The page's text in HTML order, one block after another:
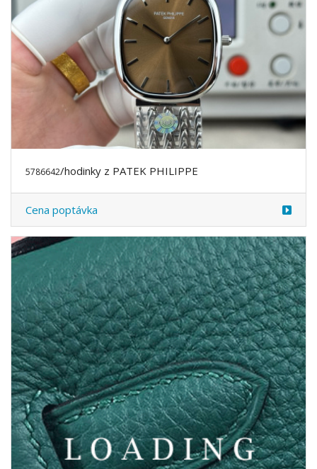
5786642/hodinky z PATEK PHILIPPE
Cena poptávka